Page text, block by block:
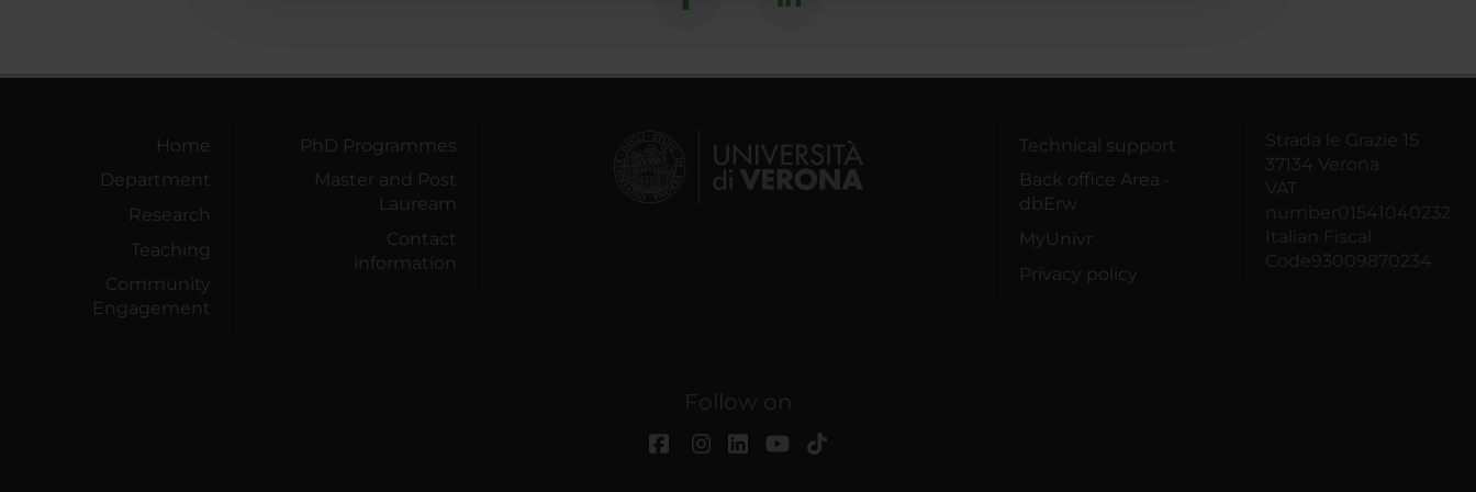
Home
Department
Research
Teaching
Community
Engagement
PhD Programmes
Master and Post
Lauream
Contact
information
Technical support
Back office Area -
dbErw
MyUnivr
Privacy policy
Strada le Grazie 15
37134 Verona
VAT
number01541040232
Italian Fiscal
Code93009870234
Follow on